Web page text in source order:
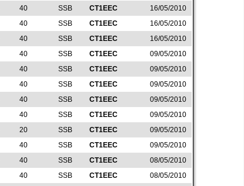
40 SSB CT1EEC
16/05/2010
40 SSB CT1EEC
16/05/2010
40 SSB CT1EEC
16/05/2010
40 SSB CT1EEC
09/05/2010
40 SSB CT1EEC
09/05/2010
40 SSB CT1EEC
09/05/2010
40 SSB CT1EEC
09/05/2010
40 SSB CT1EEC
09/05/2010
20 SSB CT1EEC
09/05/2010
40 SSB CT1EEC
09/05/2010
40 SSB CT1EEC
08/05/2010
40 SSB CT1EEC
08/05/2010